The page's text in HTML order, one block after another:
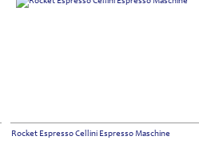
Rocket Espresso Cellini Espresso Maschine